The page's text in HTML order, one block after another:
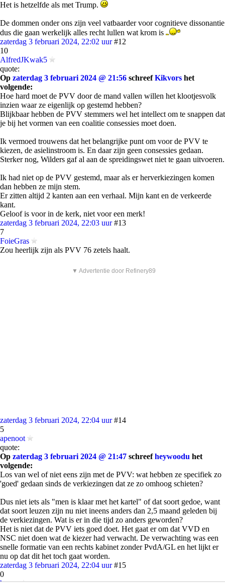
Het is hetzelfde als met Trump.
De dommen onder ons zijn veel vatbaarder voor cognitieve dissonantie
dus die gaan werkelijk alles recht lullen wat krom is
zaterdag 3 februari 2024, 22:02 uur #12
10
AlfredJKwak5
quote:
Op zaterdag 3 februari 2024 @ 21:56 schreefKikvors het
volgende:
Hoe hard moet de PVV door de mand vallen willen het klootjesvolk
inzien waar ze eigenlijk op gestemd hebben?
Blijkbaar hebben de PVV stemmers wel het intellect om te snappen dat
je bij het vormen van een coalitie consessies moet doen.
Ik vermoed trouwens dat het belangrijke punt om voor de PVV te
kiezen, de asielinstroom is. En daar zijn geen consessies gedaan.
Sterker nog, Wilders gaf al aan de spreidingswet niet te gaan uitvoeren.
Ik had niet op de PVV gestemd, maar als er herverkiezingen komen
dan hebben ze mijn stem.
Er zitten altijd 2 kanten aan een verhaal. Mijn kant en de verkeerde
kant.
Geloof is voor in de kerk, niet voor een merk!
zaterdag 3 februari 2024, 22:03 uur #13
7
FoieGras
Zou heerlijk zijn als PVV 76 zetels haalt.
▼ Advertentie door Refinery89
zaterdag 3 februari 2024, 22:04 uur #14
5
apenoot
quote:
Op zaterdag 3 februari 2024 @ 21:47 schreefheywoodu het
volgende:
Los van wel of niet eens zijn met de PVV: wat hebben ze specifiek zo
'goed' gedaan sinds de verkiezingen dat ze zo omhoog schieten?
Dus niet iets als "men is klaar met het kartel" of dat soort gedoe, want
dat soort leuzen zijn nu niet ineens anders dan 2,5 maand geleden bij
de verkiezingen. Wat is er in die tijd zo anders geworden?
Het is niet dat de PVV iets goed doet. Het gaat er om dat VVD en
NSC niet doen wat de kiezer had verwacht. De verwachting was een
snelle formatie van een rechts kabinet zonder PvdA/GL en het lijkt er
nu op dat dit het toch gaat worden.
zaterdag 3 februari 2024, 22:04 uur #15
0
hanns